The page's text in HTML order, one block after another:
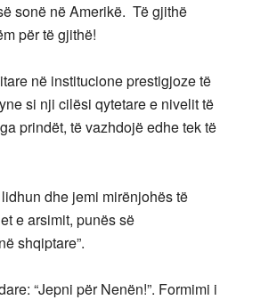
sonë në Amerikë. Të gjithë
për të gjithë!
në institucione prestigjoze të
si nji cilësi qytetare e nivelit të
prindët, të vazhdojë edhe tek të
dhe jemi mirënjohës të
e arsimit, punës së
shqiptare”.
“Jepni për Nenën!”. Formimi i